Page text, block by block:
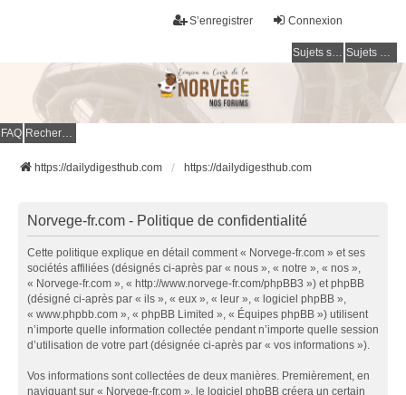
Connexion
S’enregistrer
Sujets sans réponse Sujets actifs
FAQ Rechercher
https://dailydigesthub.com https://dailydigesthub.com
Norvege-fr.com - Politique de confidentialité
Cette politique explique en détail comment « Norvege-fr.com » et ses
sociétés affiliées (désignés ci-après par « nous », « notre », « nos »,
« Norvege-fr.com », « http://www.norvege-fr.com/phpBB3 ») et phpBB
(désigné ci-après par « ils », « eux », « leur », « logiciel phpBB »,
« www.phpbb.com », « phpBB Limited », « Équipes phpBB ») utilisent
n’importe quelle information collectée pendant n’importe quelle session
d’utilisation de votre part (désignée ci-après par « vos informations »).
Vos informations sont collectées de deux manières. Premièrement, en
naviguant sur « Norvege-fr.com », le logiciel phpBB créera un certain